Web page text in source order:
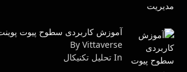
آموزش کاربردی سطوح پیوت پوینت
By Vittaverse
In تحليل تكنيكال